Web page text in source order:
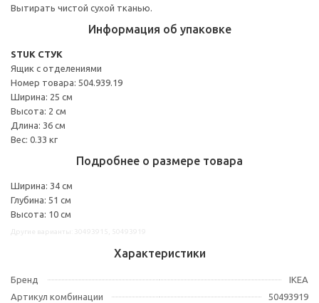
Вытирать чистой сухой тканью.
Информация об упаковке
STUK СТУК
Ящик с отделениями
Номер товара: 504.939.19
Ширина: 25 см
Высота: 2 см
Длина: 36 см
Вес: 0.33 кг
Подробнее о размере товара
Ширина: 34 см
Глубина: 51 см
Высота: 10 см
Характеристики
Бренд
IKEA
Артикул комбинации
50493919